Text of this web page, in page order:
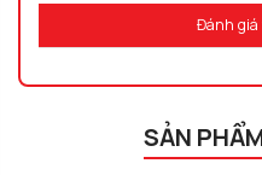
Đánh
SẢN